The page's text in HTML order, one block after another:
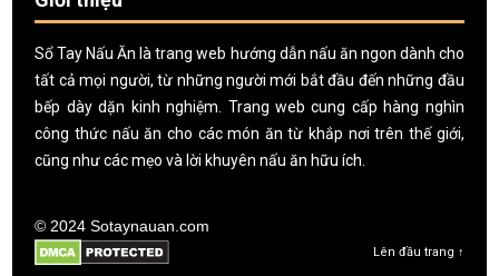
Sổ Tay Nấu Ăn là trang web hướng dẫn nấu ăn ngon dành cho
tất cả mọi người, từ những người mới bắt đầu đến những đầu
bếp dày dặn kinh nghiệm. Trang web cung cấp hàng nghìn
công thức nấu ăn cho các món ăn từ khắp nơi trên thế giới,
cũng như các mẹo và lời khuyên nấu ăn hữu ích.
© 2024 Sotaynauan.com
Lên đầu trang ↑